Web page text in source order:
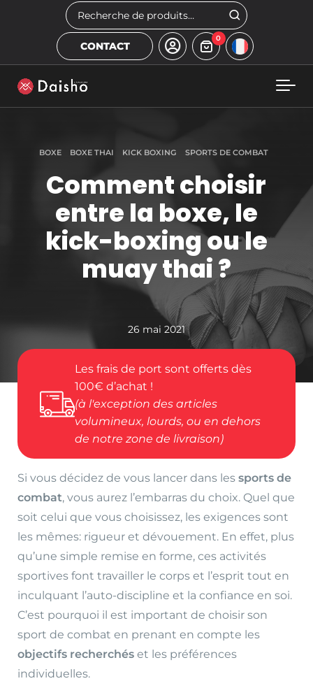
Skip to main content Rechercher
CONTACT
0
BOXE BOXE THAI KICK BOXING SPORTS DE COMBAT
Comment choisir
entre la boxe, le
kick-boxing ou le
muay thai ?
26 mai 2021
Les frais de port sont offerts dès
100€ d’achat !
(à l'exception des articles
volumineux, lourds, ou en dehors
de notre zone de livraison)
Si vous décidez de vous lancer dans les sports de
combat, vous aurez l’embarras du choix. Quel que
soit celui que vous choisissez, les exigences sont
les mêmes: rigueur et dévouement. En effet, plus
qu’une simple remise en forme, ces activités
sportives font travailler le corps et l’esprit tout en
inculquant l’auto-discipline et la confiance en soi.
C’est pourquoi il est important de choisir son
sport de combat en prenant en compte les
objectifs recherchés et les préférences
individuelles.